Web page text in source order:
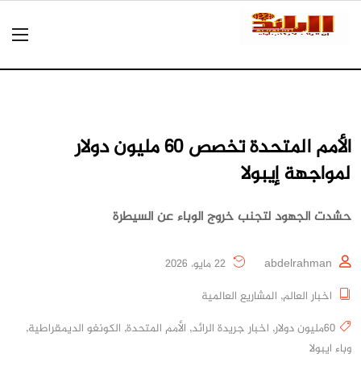
الأمم المتحدة تخصص 60 مليون دولار
لمواجهة إيبولا
حشدت الجهود لتجنب خروج الوباء عن السيطرة
abdelrahman
اخبار العالم, المشاريع العالمية
60مليون دولار
, اخبار جريدة الرائد, الأمم المتحدة, الكونغو الديمقراطية,
وباء ايبولا